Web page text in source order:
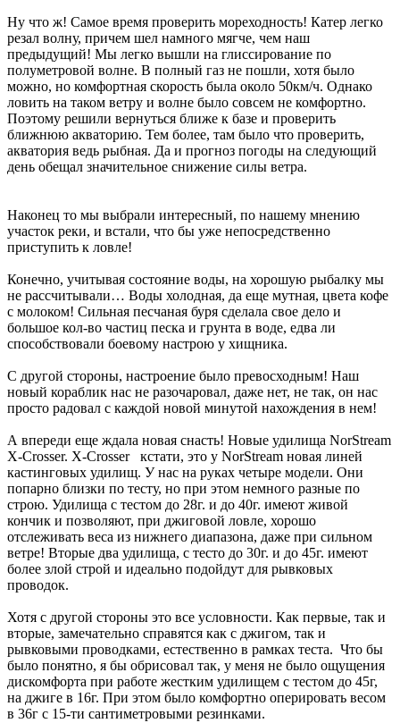
Ну что ж! Самое время проверить мореходность! Катер легко
резал волну, причем шел намного мягче, чем наш
предыдущий! Мы легко вышли на глиссирование по
полуметровой волне. В полный газ не пошли, хотя было
можно, но комфортная скорость была около 50км/ч. Однако
ловить на таком ветру и волне было совсем не комфортно.
Поэтому решили вернуться ближе к базе и проверить
ближнюю акваторию. Тем более, там было что проверить,
акватория ведь рыбная. Да и прогноз погоды на следующий
день обещал значительное снижение силы ветра.
Наконец то мы выбрали интересный, по нашему мнению
участок реки, и встали, что бы уже непосредственно
приступить к ловле!
Конечно, учитывая состояние воды, на хорошую рыбалку мы
не рассчитывали… Воды холодная, да еще мутная, цвета кофе
с молоком! Сильная песчаная буря сделала свое дело и
большое кол-во частиц песка и грунта в воде, едва ли
способствовали боевому настрою у хищника.
С другой стороны, настроение было превосходным! Наш
новый кораблик нас не разочаровал, даже нет, не так, он нас
просто радовал с каждой новой минутой нахождения в нем!
А впереди еще ждала новая снасть! Новые удилища NorStream
X-Crosser. X-Crosser кстати, это у NorStream новая линей
кастинговых удилищ. У нас на руках четыре модели. Они
попарно близки по тесту, но при этом немного разные по
строю. Удилища с тестом до 28г. и до 40г. имеют живой
кончик и позволяют, при джиговой ловле, хорошо
отслеживать веса из нижнего диапазона, даже при сильном
ветре! Вторые два удилища, с тесто до 30г. и до 45г. имеют
более злой строй и идеально подойдут для рывковых
проводок.
Хотя с другой стороны это все условности. Как первые, так и
вторые, замечательно справятся как с джигом, так и
рывковыми проводками, естественно в рамках теста. Что бы
было понятно, я бы обрисовал так, у меня не было ощущения
дискомфорта при работе жестким удилищем с тестом до 45г,
на джиге в 16г. При этом было комфортно оперировать весом
в 36г с 15-ти сантиметровыми резинками.